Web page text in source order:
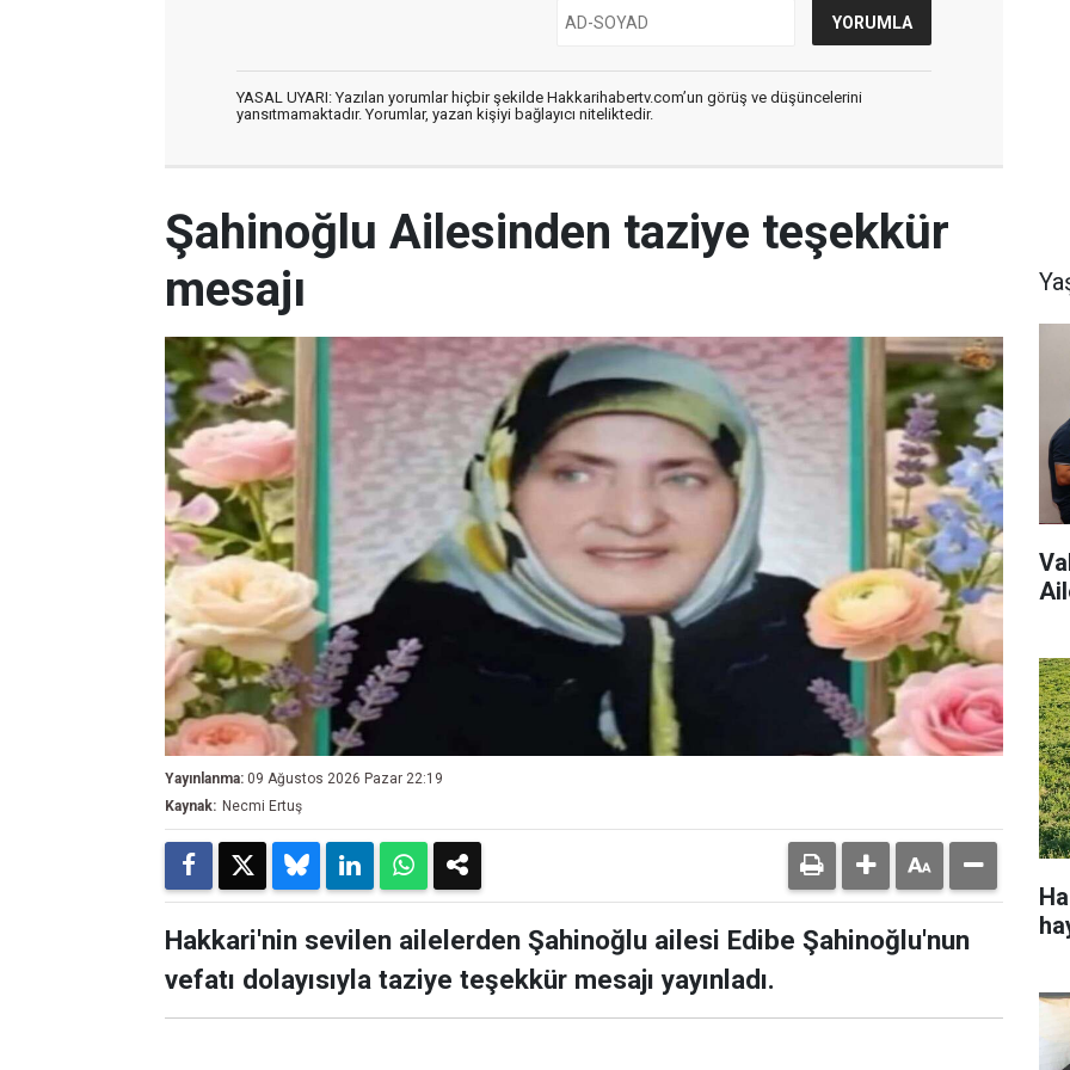
YASAL UYARI: Yazılan yorumlar hiçbir şekilde Hakkarihabertv.com’un görüş ve düşüncelerini
yansıtmamaktadır. Yorumlar, yazan kişiyi bağlayıcı niteliktedir.
Şahinoğlu Ailesinden taziye teşekkür
mesajı
Yayınlanma: 09 Ağustos 2026 Pazar 22:19
Kaynak: Necmi Ertuş
Hakkari'nin sevilen ailelerden Şahinoğlu ailesi Edibe Şahinoğlu'nun
vefatı dolayısıyla taziye teşekkür mesajı yayınladı.